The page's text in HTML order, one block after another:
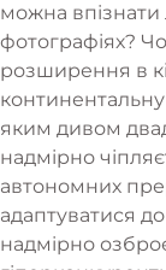
можна
фотографіях?
розширення в
континентальну
яким дивом
надмірно
автономних
адаптуватися
надмірно